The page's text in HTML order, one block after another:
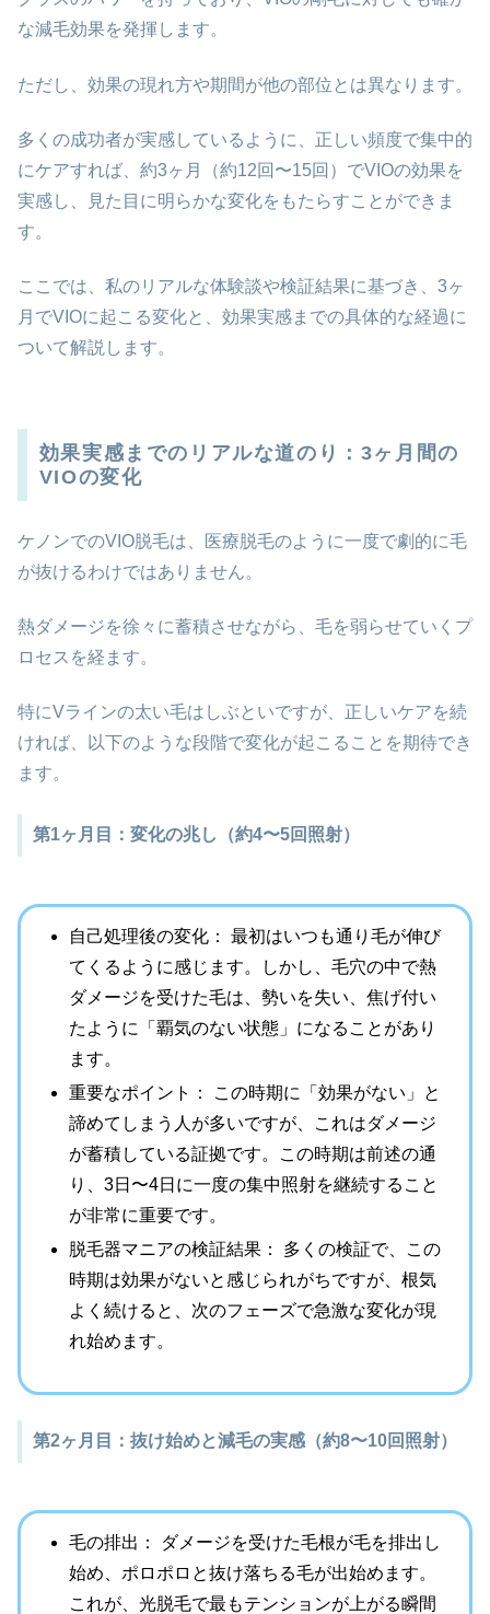
な減毛効果を発揮します。
ただし、効果の現れ方や期間が他の部位とは異なります。
多くの成功者が実感しているように、正しい頻度で集中的
にケアすれば、約3ヶ月（約12回〜15回）でVIOの効果を
実感し、見た目に明らかな変化をもたらすことができま
す。
ここでは、私のリアルな体験談や検証結果に基づき、3ヶ
月でVIOに起こる変化と、効果実感までの具体的な経過に
ついて解説します。
効果実感までのリアルな道のり：3ヶ月間の
VIOの変化
ケノンでのVIO脱毛は、医療脱毛のように一度で劇的に毛
が抜けるわけではありません。
熱ダメージを徐々に蓄積させながら、毛を弱らせていくプ
ロセスを経ます。
特にVラインの太い毛はしぶといですが、正しいケアを続
ければ、以下のような段階で変化が起こることを期待でき
ます。
第1ヶ月目：変化の兆し（約4〜5回照射）
自己処理後の変化： 最初はいつも通り毛が伸び
てくるように感じます。しかし、毛穴の中で熱
ダメージを受けた毛は、勢いを失い、焦げ付い
たように「覇気のない状態」になることがあり
ます。
重要なポイント： この時期に「効果がない」と
諦めてしまう人が多いですが、これはダメージ
が蓄積している証拠です。この時期は前述の通
り、3日〜4日に一度の集中照射を継続すること
が非常に重要です。
脱毛器マニアの検証結果： 多くの検証で、この
時期は効果がないと感じられがちですが、根気
よく続けると、次のフェーズで急激な変化が現
れ始めます。
第2ヶ月目：抜け始めと減毛の実感（約8〜10回照射）
毛の排出： ダメージを受けた毛根が毛を排出し
始め、ポロポロと抜け落ちる毛が出始めます。
これが、光脱毛で最もテンションが上がる瞬間